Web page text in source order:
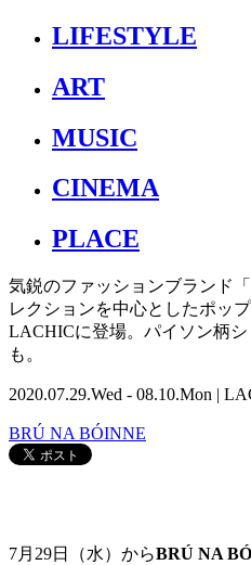
LIFESTYLE
ART
MUSIC
CINEMA
PLACE
気鋭のファッションブランド
レクションを中心としたポッ
LACHICに登場。パイソン柄
も。
2020.07.29.Wed - 08.10.Mon |
BRÚ NA BÓINNE
7月29日（水）からBRÚ NA